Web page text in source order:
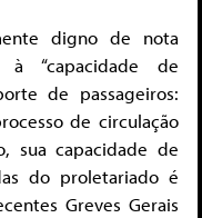
digno de nota
“capacidade de
de passageiros:
de circulação
sua capacidade de
do proletariado é
Greves Gerais